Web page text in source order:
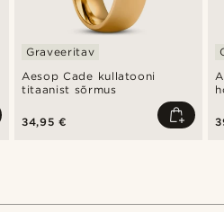
Aesop Cade kullatooni
titaanist sõrmus
Graveeritav
34,95 €